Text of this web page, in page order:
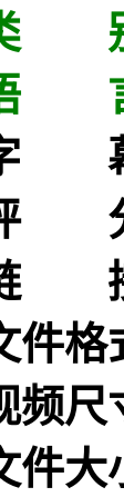
别
言
件格
频
件